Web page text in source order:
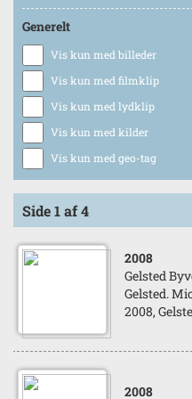
Generelt
Vis kun med billeder
Vis kun med filmklip
Vis kun med lydklip
Vis kun med kilder
Vis kun med geo-tag
Side 1 af 4
2008
Gelsted
Gelsted.
2008,
2008